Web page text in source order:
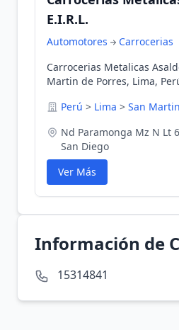
E.I.R.L.
Automotores
Carrocerias
Carrocerias Metalicas
Martin de Porres, Lima,
Perú > Lima > San
Nd Paramonga Mz N Lt
San Diego
Ver Más
Información de
15314841